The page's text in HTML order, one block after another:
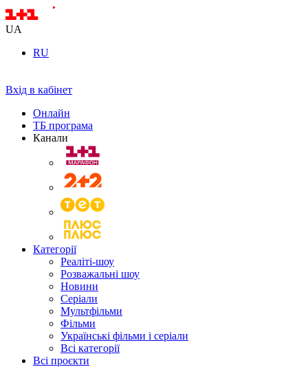
UA
RU
Вхід в кабінет
Онлайн
ТБ програма
Канали
Категорії
Реаліті-шоу
Розважальні шоу
Новини
Серіали
Мультфільми
Фільми
Українські фільми і серіали
Всі категорії
Всі проєкти